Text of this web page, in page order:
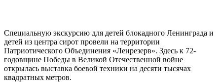
Специальную экскурсию для детей блокадного Ленинграда и
детей из центра сирот провели на территории
Патриотического Объединения «Ленрезерв». Здесь к 72-
годовщине Победы в Великой Отечественной войне
открылась выставка боевой техники на десяти тысячах
квадратных метров.